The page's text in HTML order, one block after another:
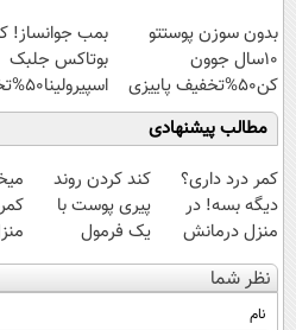
بدون سوزن پوستتو
10سال جوون
کن50%تخفیف پاییزی
بمب جوانساز!
بوتاکس جلبک
اسپیرولینا50%تخفیف
مطالب پیشنهادی
کمر درد داری؟
دیگه بسه! در
منزل درمانش
کن
(◀پرسش‌نامه)
کند کردن روند
پیری پوست با
یک فرمول
گیاهی
نظر شما
نام